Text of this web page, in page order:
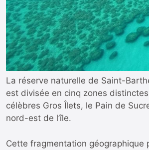
La réserve naturelle de Saint-
est divisée en cinq zones
célèbres Gros Îlets, le Pain de
nord-est de l’île.
Cette fragmentation géographique